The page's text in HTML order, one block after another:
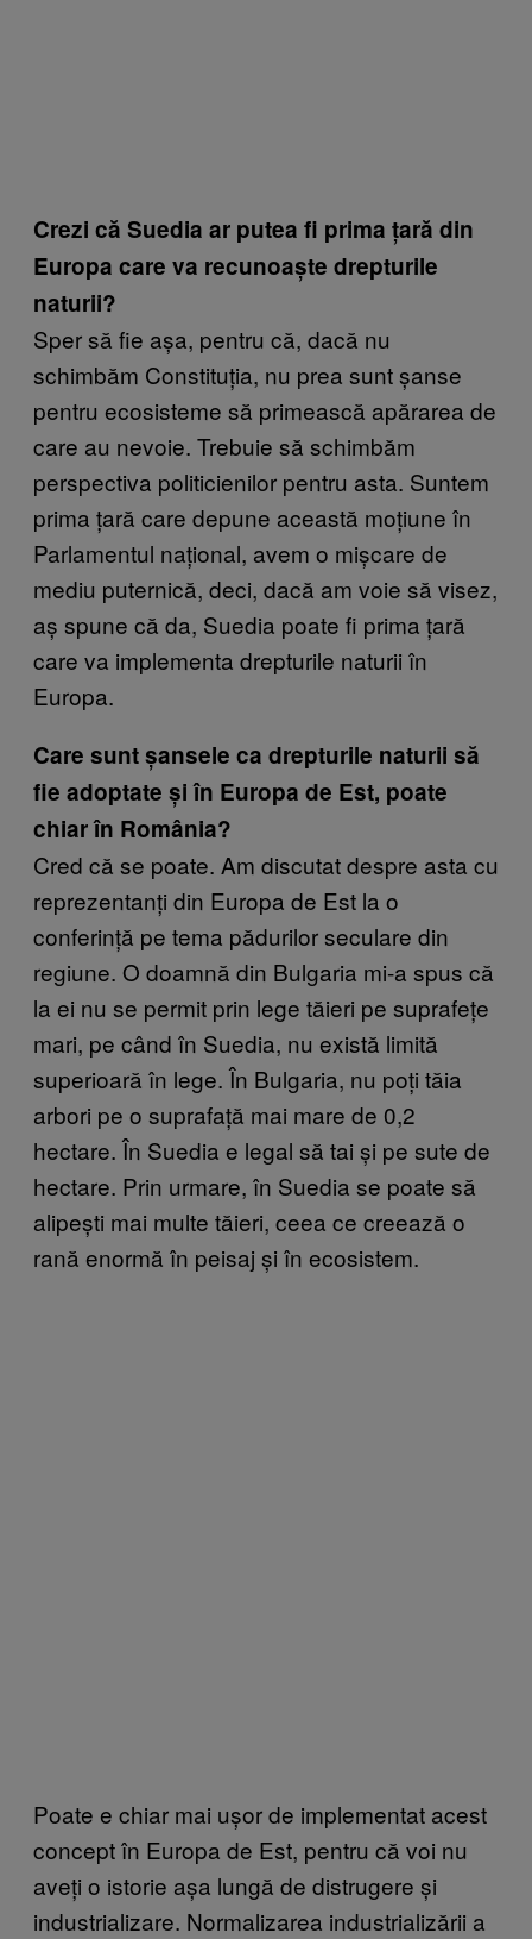
Crezi că Suedia ar putea fi prima țară din
Europa care va recunoaște drepturile
naturii?
Sper să fie așa, pentru că, dacă nu
schimbăm Constituția, nu prea sunt șanse
pentru ecosisteme să primească apărarea de
care au nevoie. Trebuie să schimbăm
perspectiva politicienilor pentru asta. Suntem
prima țară care depune această moțiune în
Parlamentul național, avem o mișcare de
mediu puternică, deci, dacă am voie să visez,
aș spune că da, Suedia poate fi prima țară
care va implementa drepturile naturii în
Europa.
Care sunt șansele ca drepturile naturii să
fie adoptate și în Europa de Est, poate
chiar în România?
Cred că se poate. Am discutat despre asta cu
reprezentanți din Europa de Est la o
conferință pe tema pădurilor seculare din
regiune. O doamnă din Bulgaria mi-a spus că
la ei nu se permit prin lege tăieri pe suprafețe
mari, pe când în Suedia, nu există limită
superioară în lege. În Bulgaria, nu poți tăia
arbori pe o suprafață mai mare de 0,2
hectare. În Suedia e legal să tai și pe sute de
hectare. Prin urmare, în Suedia se poate să
alipești mai multe tăieri, ceea ce creează o
rană enormă în peisaj și în ecosistem.
Poate e chiar mai ușor de implementat acest
concept în Europa de Est, pentru că voi nu
aveți o istorie așa lungă de distrugere și
industrializare. Normalizarea industrializării a